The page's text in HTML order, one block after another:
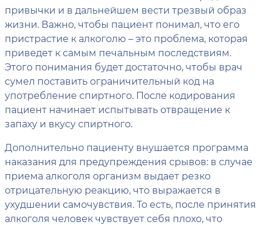
привычки и в дальнейшем вести трезвый образ
жизни. Важно, чтобы пациент понимал, что его
пристрастие к алкоголю – это проблема, которая
приведет к самым печальным последствиям.
Этого понимания будет достаточно, чтобы врач
сумел поставить ограничительный код на
употребление спиртного. После кодирования
пациент начинает испытывать отвращение к
запаху и вкусу спиртного.
Дополнительно пациенту внушается программа
наказания для предупреждения срывов: в случае
приема алкоголя организм выдает резко
отрицательную реакцию, что выражается в
ухудшении самочувствия. То есть, после принятия
алкоголя человек чувствует себя плохо, что